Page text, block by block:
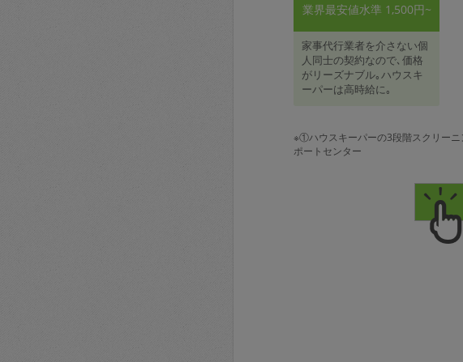
業界最安値水準 1,500円~
家事代行業者を介さない個
人同士の契約なので､価格
がリーズナブル｡ハウスキ
ーパーは高時給に｡
※①ハウスキーパーの3段階スクリー
ポートセンター